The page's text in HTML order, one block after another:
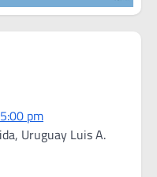
pm
Uruguay Luis A.